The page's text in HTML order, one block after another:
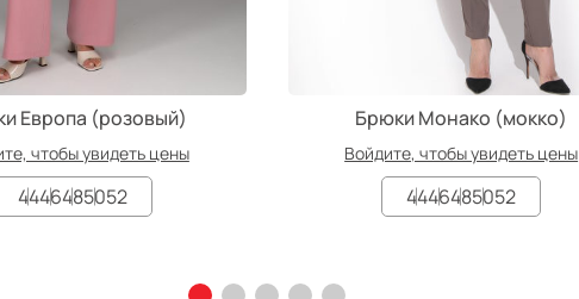
Европа (розовый)
чтобы увидеть цены
4446485052
Брюки Монако (мокко)
Войдите, чтобы увидеть цены
4446485052